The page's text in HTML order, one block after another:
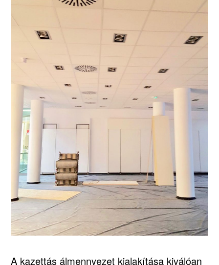
A kazettás álmennyezet kialakítása kiválóan